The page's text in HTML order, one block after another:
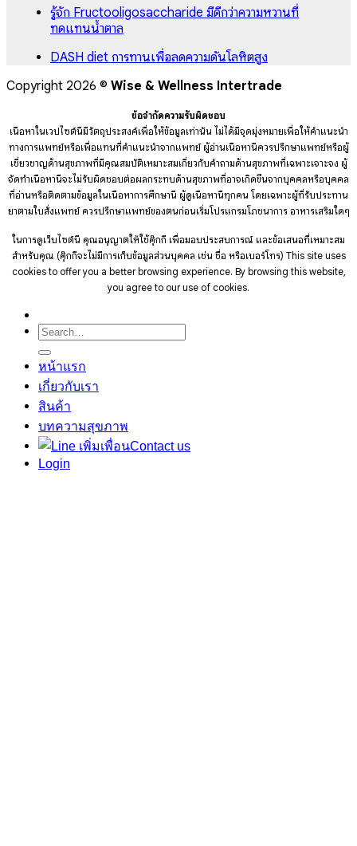
รู้จัก Fructooligosaccharide มีดีกว่าความหวานที่
ทดแทนน้ำตาล
DASH diet การทานเพื่อลดความดันโลหิตสูง
Copyright 2026 © Wise & Wellness Intertrade
ข้อจำกัดความรับผิดชอบ
เนื้อหาในเวปไซต์นี้มีวัตถุประสงค์เพื่อให้ข้อมูลเท่านั้น ไม่ได้มีจุดมุ่งหมายเพื่อให้คำแนะนำ
ทางการแพทย์หรือเพื่อแทนที่คำแนะนำจากแพทย์ ผู้อ่านเนื้อหานี้ควรปรึกษาแพทย์หรือผู้
เชี่ยวชาญด้านสุขภาพที่มีคุณสมบัติเหมาะสมเกี่ยวกับคำถามด้านสุขภาพที่เฉพาะเจาะจง ผู้
จัดทำเนื้อหานี้จะไม่รับผิดชอบต่อผลกระทบด้านสุขภาพที่อาจเกิดขึ้นจากบุคคลหรือบุคคล
ที่อ่านหรือติดตามข้อมูลในเนื้อหาการศึกษานี้ ผู้ดูเนื้อหานี้ทุกคน โดยเฉพาะผู้ที่รับประทาน
ยาตามใบสั่งแพทย์ ควรปรึกษาแพทย์ของตนก่อนเริ่มโปรแกรมโภชนาการ อาหารเสริมใดๆ
ในการดูเว็บไซต์นี้ คุณอนุญาตให้ใช้คุ๊กกี้ เพื่อมอบประสบการณ์ และข้อเสนอที่เหมาะสม
สำหรับคุณ (คุ๊กกี้จะไม่มีการเก็บข้อมูลส่วนบุคคล เช่น ชื่อ หรือเบอร์โทร) This site uses
cookies to offer you a better browsing experience. By browsing this website,
you agree to our use of cookies.
Search
for:
หน้าแรก
เกี่ยวกับเรา
สินค้า
บทความสุขภาพ
Contact us
Login